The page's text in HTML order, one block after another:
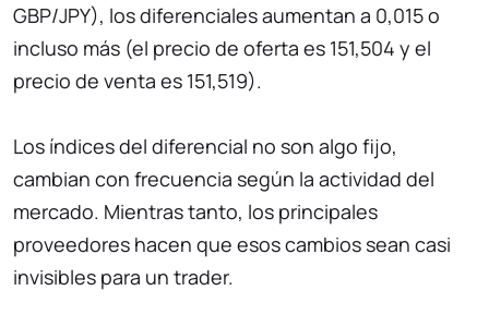
GBP/JPY), los diferenciales aumentan a 0,015 o
incluso más (el precio de oferta es 151,504 y el
precio de venta es 151,519).
Los índices del diferencial no son algo fijo,
cambian con frecuencia según la actividad del
mercado. Mientras tanto, los principales
proveedores hacen que esos cambios sean casi
invisibles para un trader.